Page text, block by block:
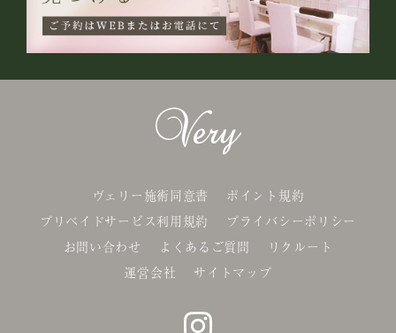
ヴェリー施術同意書
ポイント規約
プリペイドサービス利用規約
プライバシーポリシー
お問い合わせ
よくあるご質問
リクルート
運営会社
サイトマップ